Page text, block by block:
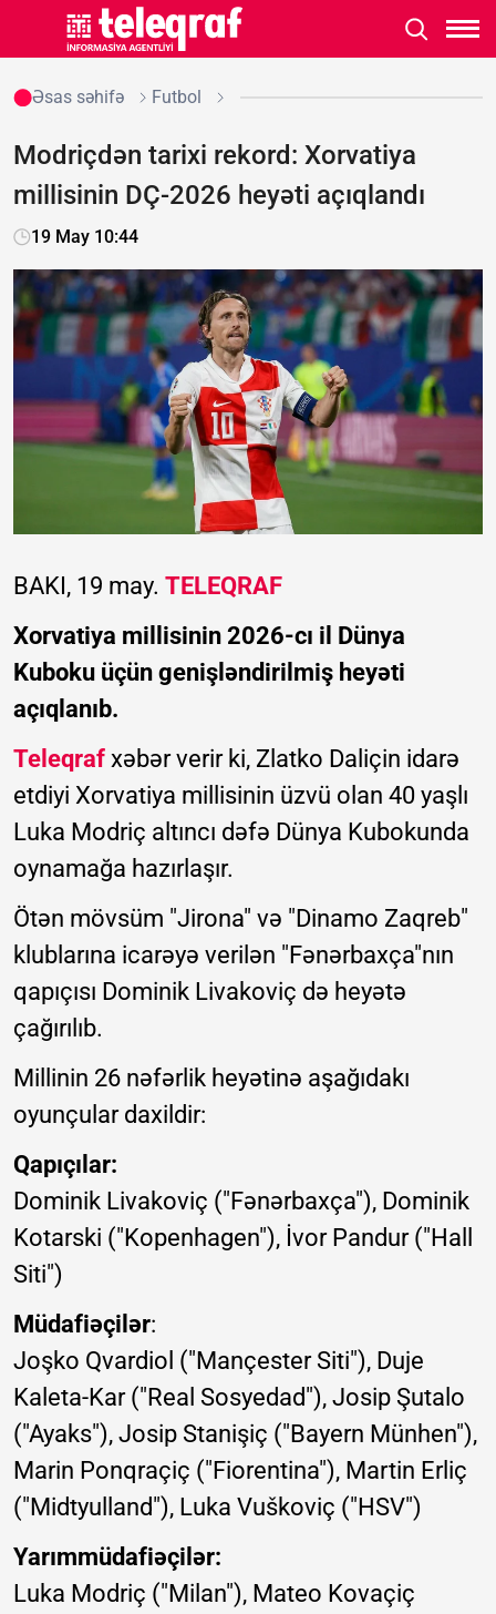
Əsas səhifə Futbol
Modriçdən tarixi rekord: Xorvatiya
millisinin DÇ-2026 heyəti açıqlandı
19 May 10:44
BAKI, 19 may. TELEQRAF
Xorvatiya millisinin 2026-cı il Dünya
Kuboku üçün genişləndirilmiş heyəti
açıqlanıb.
Teleqraf xəbər verir ki, Zlatko Daliçin idarə
etdiyi Xorvatiya millisinin üzvü olan 40 yaşlı
Luka Modriç altıncı dəfə Dünya Kubokunda
oynamağa hazırlaşır.
Ötən mövsüm "Jirona" və "Dinamo Zaqreb"
klublarına icarəyə verilən "Fənərbaxça"nın
qapıçısı Dominik Livakoviç də heyətə
çağırılıb.
Millinin 26 nəfərlik heyətinə aşağıdakı
oyunçular daxildir:
Qapıçılar:
Dominik Livakoviç ("Fənərbaxça"), Dominik
Kotarski ("Kopenhagen"), İvor Pandur ("Hall
Siti")
Müdafiəçilər:
Joşko Qvardiol ("Mançester Siti"), Duje
Kaleta-Kar ("Real Sosyedad"), Josip Şutalo
("Ayaks"), Josip Stanişiç ("Bayern Münhen"),
Marin Ponqraçiç ("Fiorentina"), Martin Erliç
("Midtyulland"), Luka Vuškoviç ("HSV")
Yarımmüdafiəçilər:
Luka Modriç ("Milan"), Mateo Kovaçiç